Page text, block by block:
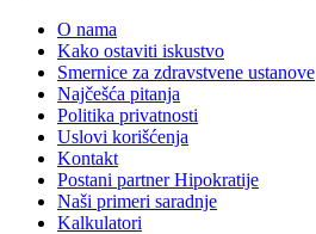
O nama
Kako ostaviti iskustvo
Smernice za zdravstvene ustanove
Najčešća pitanja
Politika privatnosti
Uslovi korišćenja
Kontakt
Postani partner Hipokratije
Naši primeri saradnje
Kalkulatori